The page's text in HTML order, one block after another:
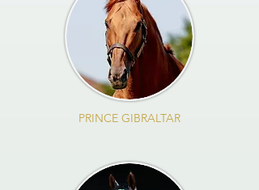
PRINCE GIBRALTAR